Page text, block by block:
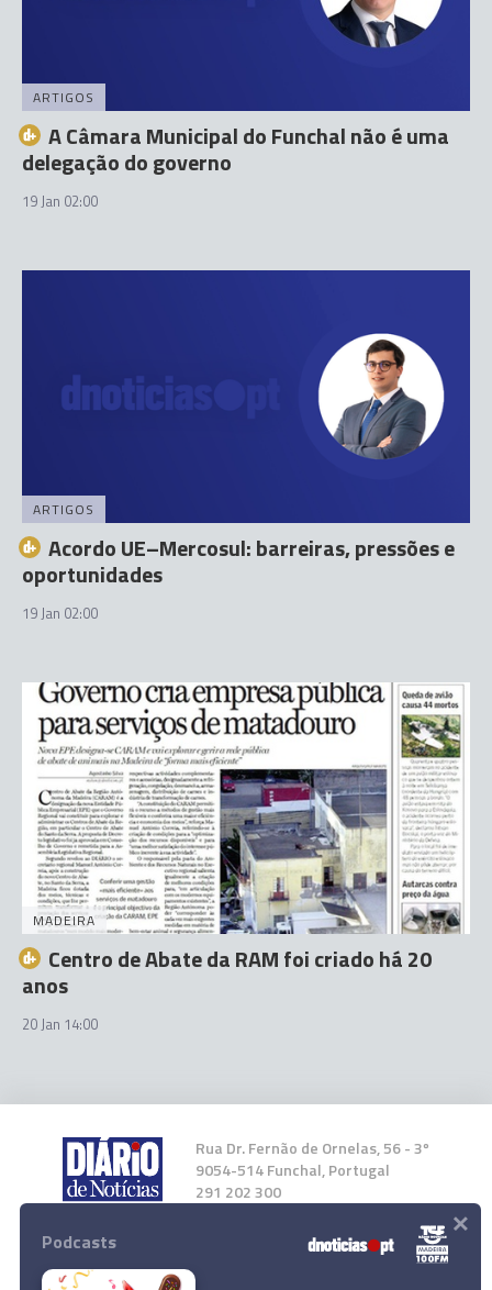
ARTIGOS
A Câmara Municipal do Funchal não é uma
delegação do governo
19 Jan 02:00
ARTIGOS
Acordo UE–Mercosul: barreiras, pressões e
oportunidades
19 Jan 02:00
MADEIRA
Centro de Abate da RAM foi criado há 20
anos
20 Jan 14:00
Rua Dr. Fernão de Ornelas, 56 - 3º
9054-514 Funchal, Portugal
291 202 300
Instale a nossa App
Podcasts ×